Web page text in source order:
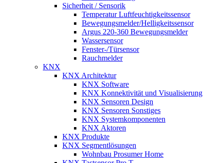
Sicherheit / Sensorik
Temperatur Luftfeuchtigkeitssensor
Bewegungsmelder/Helligkeitssensor
Argus 220-360 Bewegungsmelder
Wassersensor
Fenster-/Türsensor
Rauchmelder
KNX
KNX Architektur
KNX Software
KNX Konnektivität und Visualisierung
KNX Sensoren Design
KNX Sensoren Sonstiges
KNX Systemkomponenten
KNX Aktoren
KNX Produkte
KNX Segmentlösungen
Wohnbau Prosumer Home